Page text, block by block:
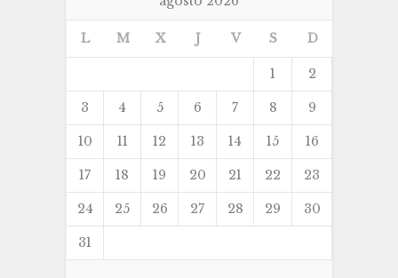
L M X J V S D
1 2
3 4 5 6 7 8 9
10 11 12 13 14 15 16
17 18 19 20 21 22 23
24 25 26 27 28 29 30
31